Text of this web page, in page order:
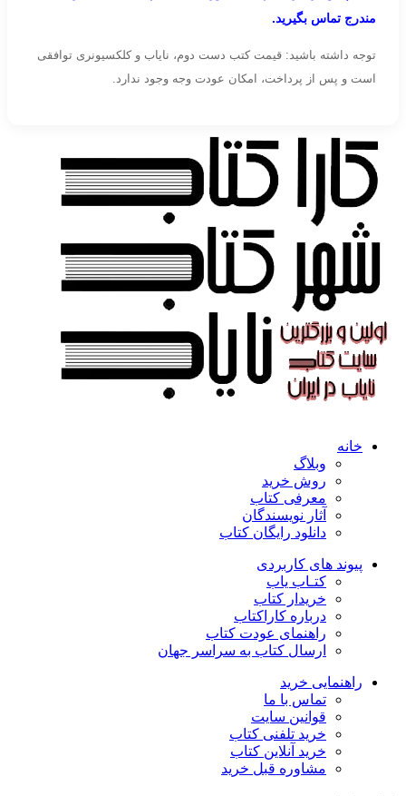
مندرج تماس بگیرید.
توجه داشته باشید: قیمت کتب دست دوم، نایاب و کلکسیونری توافقی
است و پس از پرداخت، امکان عودت وجه وجود ندارد.
خانه
وبلاگ
روش خرید
معرفی کتاب
آثار نویسندگان
دانلود رایگان کتاب
پیوند های کاربردی
کتـاب یاب
خریدار کتاب
درباره کاراکتاب
راهنمای عودت کتاب
ارسال کتاب به سراسر جهان
راهنمایی خرید
تماس با ما
قوانین سایت
خرید تلفنی کتاب
خرید آنلاین کتاب
مشاوره قبل خرید